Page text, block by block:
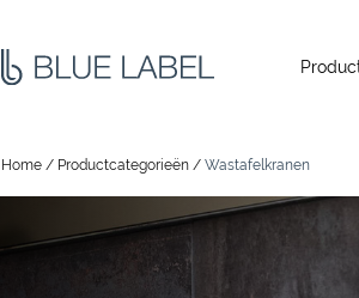
Home / Productcategorieën / Wastafelkranen